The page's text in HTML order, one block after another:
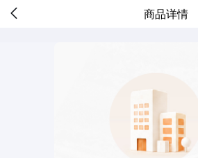
商品详情